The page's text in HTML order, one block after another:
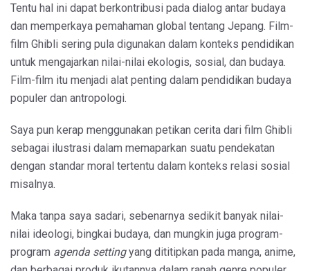
Tentu hal ini dapat berkontribusi pada dialog antar budaya
dan memperkaya pemahaman global tentang Jepang. Film-
film Ghibli sering pula digunakan dalam konteks pendidikan
untuk mengajarkan nilai-nilai ekologis, sosial, dan budaya.
Film-film itu menjadi alat penting dalam pendidikan budaya
populer dan antropologi.
Saya pun kerap menggunakan petikan cerita dari film Ghibli
sebagai ilustrasi dalam memaparkan suatu pendekatan
dengan standar moral tertentu dalam konteks relasi sosial
misalnya.
Maka tanpa saya sadari, sebenarnya sedikit banyak nilai-
nilai ideologi, bingkai budaya, dan mungkin juga program-
program agenda settingyang dititipkan pada manga, anime,